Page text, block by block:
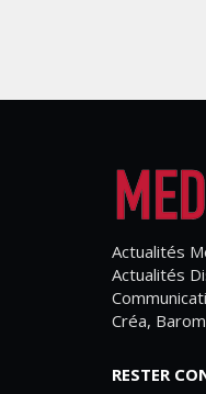
Actualités
Actualités
Créa,
RESTER